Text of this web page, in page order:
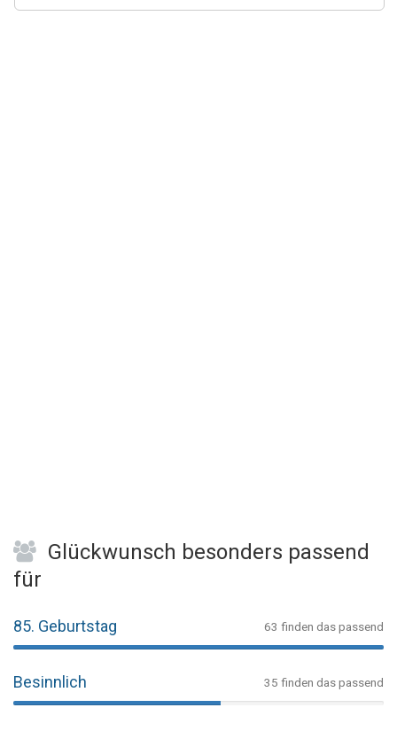
Glückwunsch besonders passend
für
85. Geburtstag 63 finden das passend
Besinnlich 35 finden das passend